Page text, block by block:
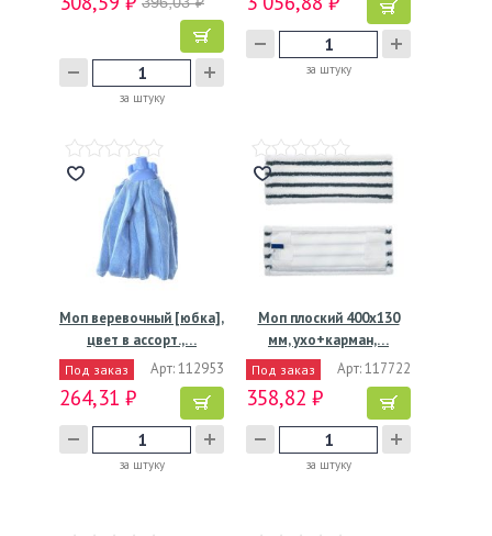
за штуку
за штуку
Моп веревочный [юбка],
цвет в ассорт.,…
Под заказ Арт: 112953
264,31 ₽
за штуку
Моп плоский 400х130
мм, ухо+карман,…
Под заказ Арт: 117722
358,82 ₽
за штуку